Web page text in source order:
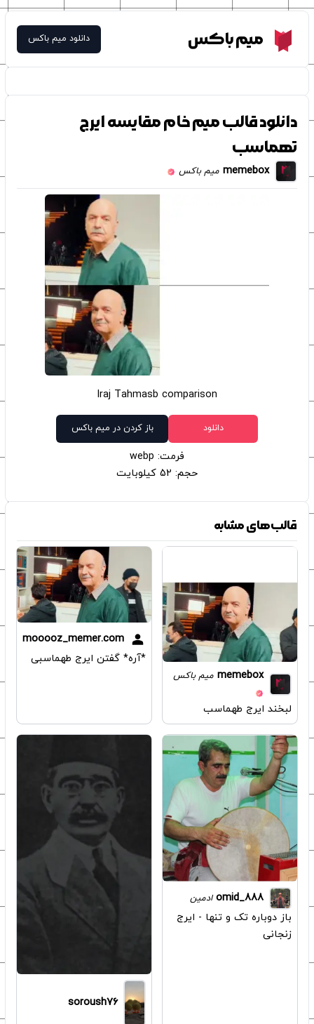
Meme Boxمیم باکس دانلود میم باکس
دانلود قالب میم خام مقایسه ایرج
تهماسب
memebox میم باکس
Iraj Tahmasb comparison
دانلود باز کردن در میم باکس
فرمت: webp
حجم: 52 کیلوبایت
قالب‌های مشابه
memebox میم باکس
لبخند ایرج طهماسب
mooooz_memer.com
*آره* گفتن ایرج طهماسبی
omid_888 ادمین
باز دوباره تک و تنها - ایرج
زنجانی
soroush76